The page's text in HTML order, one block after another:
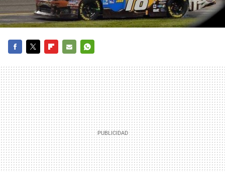
MAIL